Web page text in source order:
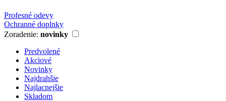
Profesné odevy
Ochranné doplnky
Zoradenie: novinky
Predvolené
Akciové
Novinky
Najdrahšie
Najlacnejšie
Skladom